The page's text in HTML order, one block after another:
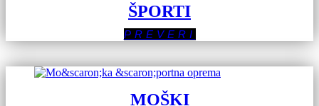
ŠPORTI
PREVERI
MOŠKI